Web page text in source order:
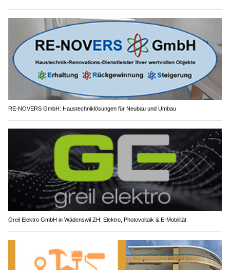
RE-NOVERS GmbH: Haustechniklösungen für Neubau und Umbau
Greil Elektro GmbH in Wädenswil ZH: Elektro, Photovoltaik & E-Mobilität